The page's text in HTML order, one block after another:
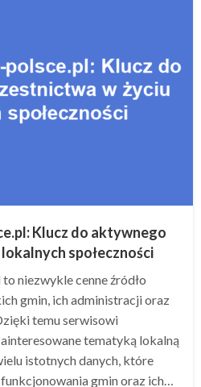
Klucz do aktywnego
społeczności
niezwykle cenne źródło
gmin, ich administracji oraz
temu serwisowi
tematyką lokalną
istotnych danych, które
gmin oraz ich…